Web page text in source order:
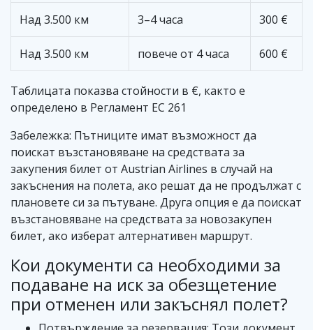
Над 3.500 км 3–4 часа 300 €
Над 3.500 км повече от 4 часа 600 €
Таблицата показва стойности в €, както е
определено в Регламент EC 261
Забележка: Пътниците имат възможност да
поискат възстановяване на средствата за
закупения билет от Austrian Airlines в случай на
закъснения на полета, ако решат да не продължат с
плановете си за пътуване. Друга опция е да поискат
възстановяване на средствата за новозакупен
билет, ако изберат алтернативен маршрут.
Кои документи са необходими за
подаване на иск за обезщетение
при отменен или закъснял полет?